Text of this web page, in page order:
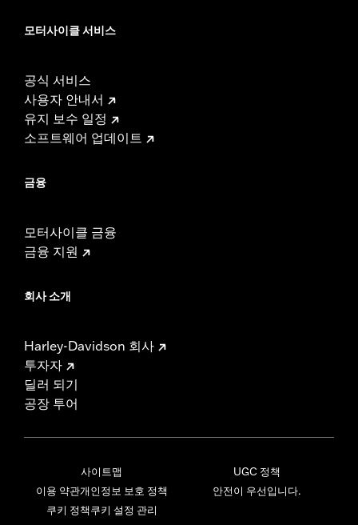
모터사이클 서비스
공식 서비스
사용자 안내서
유지 보수 일정
소프트웨어 업데이트
금융
모터사이클 금융
금융 지원
회사 소개
Harley-Davidson 회사
투자자
딜러 되기
공장 투어
사이트맵
이용 약관개인정보 보호 정책
쿠키 정책쿠키 설정 관리
UGC 정책
안전이 우선입니다.